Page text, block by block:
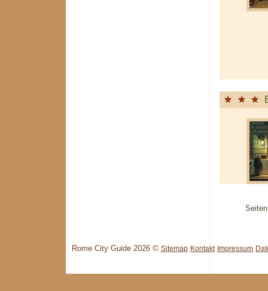
Rome City Guide 2026 © Sitemap Kontakt Impressum